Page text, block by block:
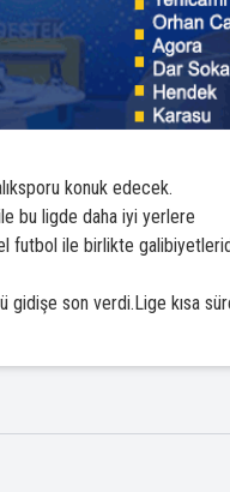
konuk edecek.
bu ligde daha iyi yerlere
futbol ile birlikte
gidişe son verdi.Lige kısa